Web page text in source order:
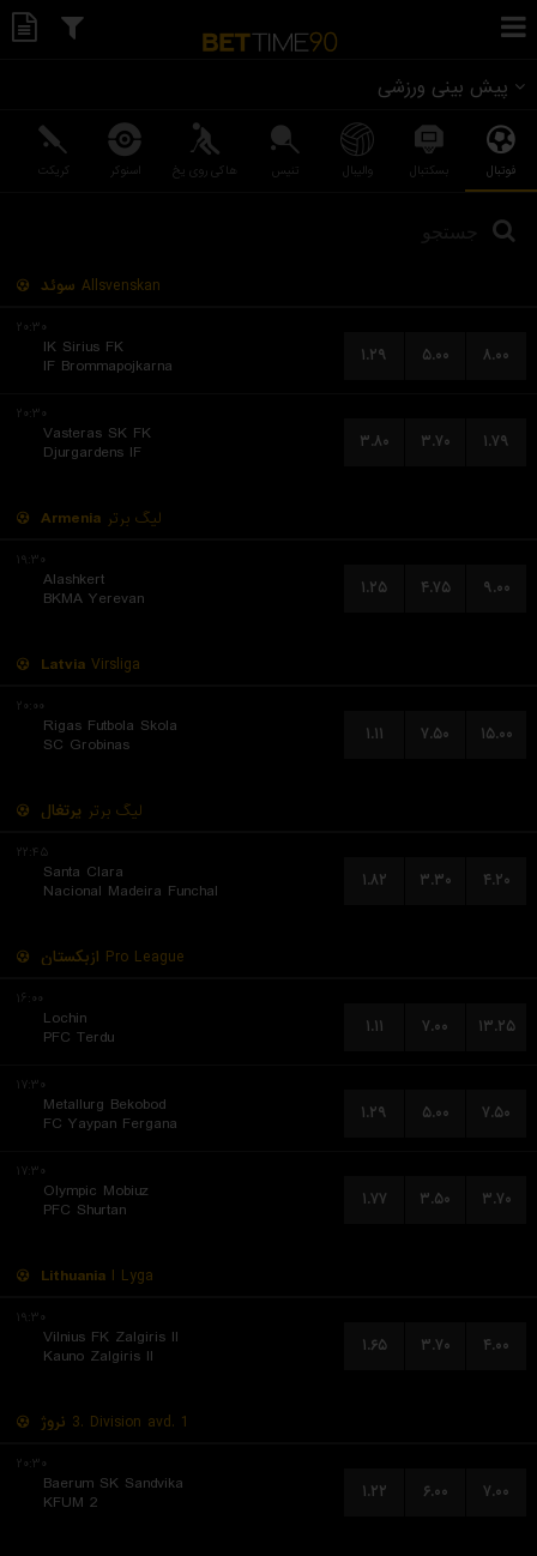
پیش بینی ورزشی
فوتبال بسکتبال والیبال تنیس هاکی روی یخ اسنوکر کریکت
سوئد Allsvenskan
۲۰:۳۰
IK Sirius FK
IF Brommapojkarna
۱.۲۹ ۵.۰۰ ۸.۰۰
۲۰:۳۰
Vasteras SK FK
Djurgardens IF
۳.۸۰ ۳.۷۰ ۱.۷۹
Armenia لیگ برتر
۱۹:۳۰
Alashkert
BKMA Yerevan
۱.۲۵ ۴.۷۵ ۹.۰۰
Latvia Virsliga
۲۰:۰۰
Rigas Futbola Skola
SC Grobinas
۱.۱۱ ۷.۵۰ ۱۵.۰۰
پرتغال لیگ برتر
۲۲:۴۵
Santa Clara
Nacional Madeira Funchal
۱.۸۲ ۳.۳۰ ۴.۲۰
ازبکستان Pro League
۱۶:۰۰
Lochin
PFC Terdu
۱.۱۱ ۷.۰۰ ۱۳.۲۵
۱۷:۳۰
Metallurg Bekobod
FC Yaypan Fergana
۱.۲۹ ۵.۰۰ ۷.۵۰
۱۷:۳۰
Olympic Mobiuz
PFC Shurtan
۱.۷۷ ۳.۵۰ ۳.۷۰
Lithuania I Lyga
۱۹:۳۰
Vilnius FK Zalgiris II
Kauno Zalgiris II
۱.۶۵ ۳.۷۰ ۴.۰۰
نروژ 3. Division avd. 1
۲۰:۳۰
Baerum SK Sandvika
KFUM 2
۱.۲۲ ۶.۰۰ ۷.۰۰